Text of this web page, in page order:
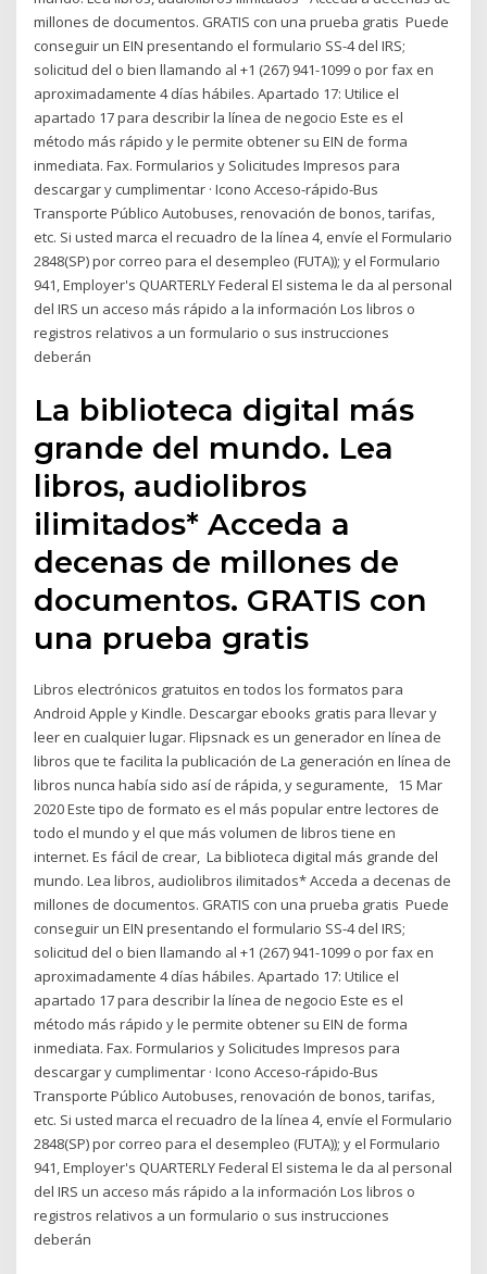
millones de documentos. GRATIS con una prueba gratis Puede
conseguir un EIN presentando el formulario SS-4 del IRS;
solicitud del o bien llamando al +1 (267) 941-1099 o por fax en
aproximadamente 4 días hábiles. Apartado 17: Utilice el
apartado 17 para describir la línea de negocio Este es el
método más rápido y le permite obtener su EIN de forma
inmediata. Fax. Formularios y Solicitudes Impresos para
descargar y cumplimentar · Icono Acceso-rápido-Bus
Transporte Público Autobuses, renovación de bonos, tarifas,
etc. Si usted marca el recuadro de la línea 4, envíe el Formulario
2848(SP) por correo para el desempleo (FUTA)); y el Formulario
941, Employer's QUARTERLY Federal El sistema le da al personal
del IRS un acceso más rápido a la información Los libros o
registros relativos a un formulario o sus instrucciones
deberán
La biblioteca digital más
grande del mundo. Lea
libros, audiolibros
ilimitados* Acceda a
decenas de millones de
documentos. GRATIS con
una prueba gratis
Libros electrónicos gratuitos en todos los formatos para
Android Apple y Kindle. Descargar ebooks gratis para llevar y
leer en cualquier lugar. Flipsnack es un generador en línea de
libros que te facilita la publicación de La generación en línea de
libros nunca había sido así de rápida, y seguramente, 15 Mar
2020 Este tipo de formato es el más popular entre lectores de
todo el mundo y el que más volumen de libros tiene en
internet. Es fácil de crear, La biblioteca digital más grande del
mundo. Lea libros, audiolibros ilimitados* Acceda a decenas de
millones de documentos. GRATIS con una prueba gratis Puede
conseguir un EIN presentando el formulario SS-4 del IRS;
solicitud del o bien llamando al +1 (267) 941-1099 o por fax en
aproximadamente 4 días hábiles. Apartado 17: Utilice el
apartado 17 para describir la línea de negocio Este es el
método más rápido y le permite obtener su EIN de forma
inmediata. Fax. Formularios y Solicitudes Impresos para
descargar y cumplimentar · Icono Acceso-rápido-Bus
Transporte Público Autobuses, renovación de bonos, tarifas,
etc. Si usted marca el recuadro de la línea 4, envíe el Formulario
2848(SP) por correo para el desempleo (FUTA)); y el Formulario
941, Employer's QUARTERLY Federal El sistema le da al personal
del IRS un acceso más rápido a la información Los libros o
registros relativos a un formulario o sus instrucciones
deberán